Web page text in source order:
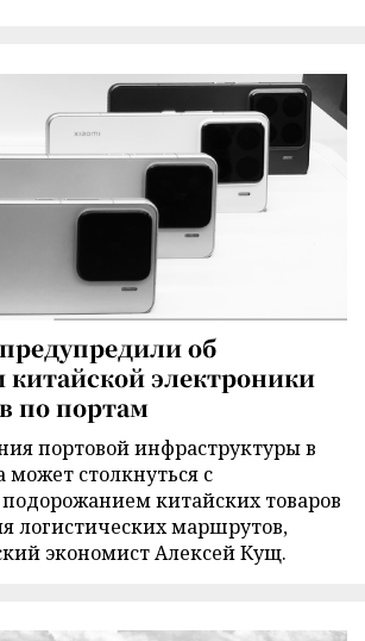
об
электроники
по портам
портовой инфраструктуры в
может столкнуться с
китайских товаров
логистических маршрутов,
экономист Алексей Кущ.